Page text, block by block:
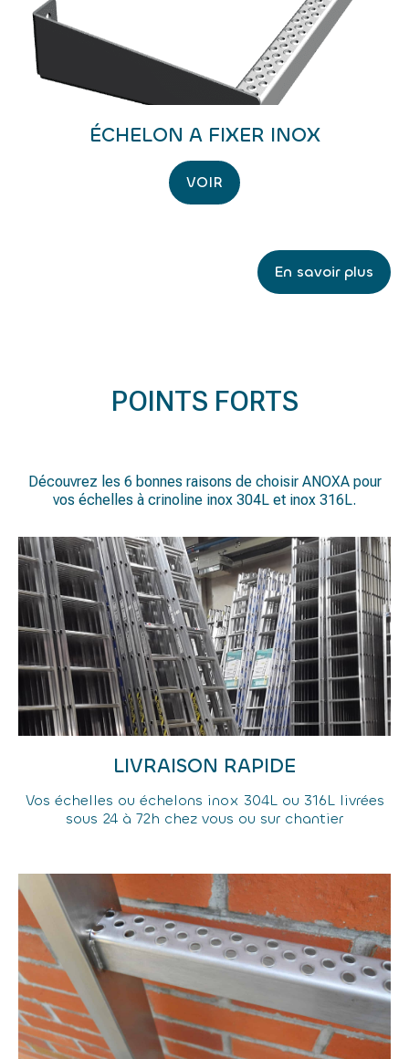
ÉCHELON A FIXER INOX
VOIR
En savoir plus
POINTS FORTS
Découvrez les 6 bonnes raisons de choisir ANOXA pour
vos échelles à crinoline inox 304L et inox 316L.
LIVRAISON RAPIDE
Vos échelles ou échelons inox 304L ou 316L livrées
sous 24 à 72h chez vous ou sur chantier